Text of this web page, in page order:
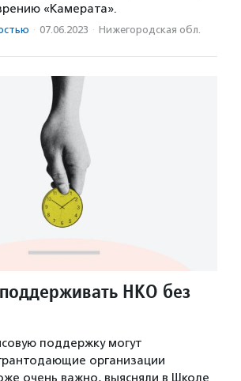
«Камерата».
· 07.06.2023 · Нижегородская обл.
НКО без
поддержку могут
организации
очень важно, выясняли в Школе